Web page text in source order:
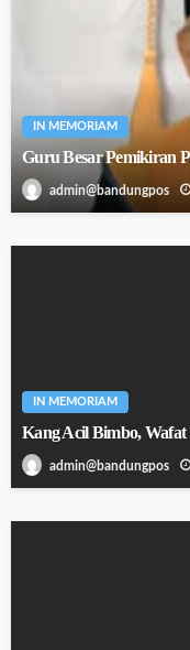
IN MEMORIAM
Guru Besar Pemikiran
admin@bandungpos
IN MEMORIAM
Kang Acil Bimbo, Wafat
admin@bandungpos